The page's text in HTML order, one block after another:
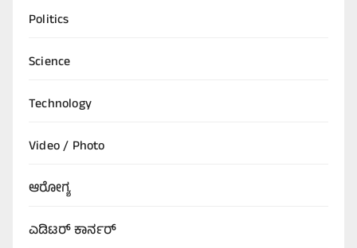
Politics
Science
Technology
Video / Photo
ಆರೋಗ್ಯ
ಎಡಿಟರ್‌ ಕಾರ್ನರ್